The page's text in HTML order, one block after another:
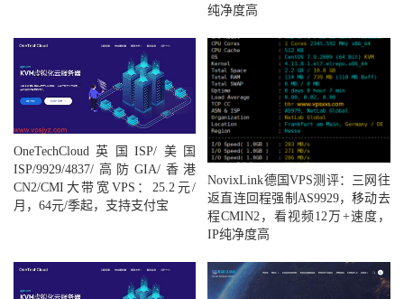
纯净度高
OneTechCloud英国ISP/美国
ISP/9929/4837/高防GIA/香港
CN2/CMI大带宽VPS：25.2元/
月，64元/季起，支持支付宝
NovixLink德国VPS测评：三网往
返直连回程强制AS9929，移动去
程CMIN2，看视频12万+速度，
IP纯净度高